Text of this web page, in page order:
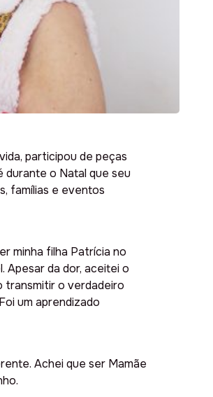
participou de peças
durante o Natal que seu
famílias e eventos
minha filha Patrícia no
Apesar da dor, aceitei o
transmitir o verdadeiro
um aprendizado
Achei que ser Mamãe